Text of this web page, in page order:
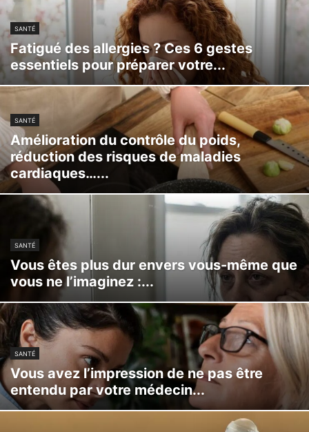
SANTÉ
Fatigué des allergies ? Ces 6 gestes
essentiels pour préparer votre...
SANTÉ
Amélioration du contrôle du poids,
réduction des risques de maladies
cardiaques…...
SANTÉ
Vous êtes plus dur envers vous-même que
vous ne l’imaginez :...
SANTÉ
Vous avez l’impression de ne pas être
entendu par votre médecin...